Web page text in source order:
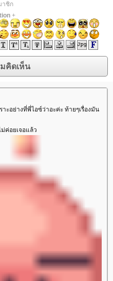
าชิก
+
ะอย่างที่พี่ไอซ์ว่าอะค่ะ ท้ายๆเรื่องมัน
ค่อยเจอแล้ว